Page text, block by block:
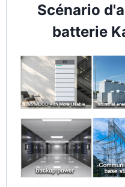
Scénario
batterie